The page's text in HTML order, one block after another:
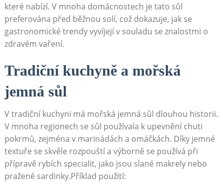
které nabízí. V mnoha domácnostech je tato sůl
preferována před běžnou solí, což dokazuje, jak se
gastronomické trendy vyvíjejí v souladu se znalostmi o
zdravém vaření.
Tradiční kuchyně a mořská
jemná sůl
V tradiční kuchyni má mořská jemná sůl dlouhou historii.
V mnoha regionech se sůl používala k upevnění chuti
pokrmů, zejména v marinádách a omáčkách. Díky jemné
textuře se skvěle rozpouští a výborně se používá při
přípravě rybích specialit, jako jsou slané makrely nebo
pražené sardinky.Příklad použití: